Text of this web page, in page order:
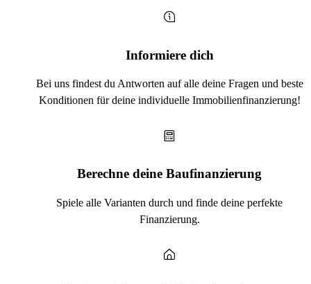
Informiere dich
Bei uns findest du Antworten auf alle deine Fragen und beste
Konditionen für deine individuelle Immobilienfinanzierung!
Berechne deine Baufinanzierung
Spiele alle Varianten durch und finde deine perfekte
Finanzierung.